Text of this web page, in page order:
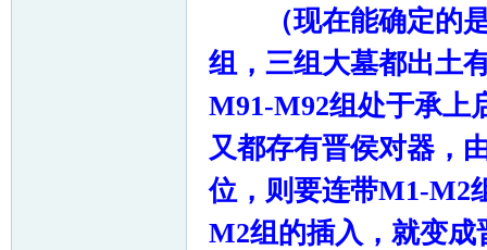
（现在能确定的
组，三组大墓都出土
M91-M92组处于承上
又都存有晋侯对器，
位，则要连带M1-M2
M2组的插入，就变